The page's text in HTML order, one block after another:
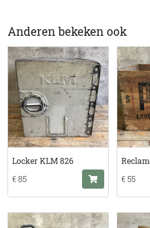
Anderen bekeken ook
Locker KLM 826
€ 85
€ 55